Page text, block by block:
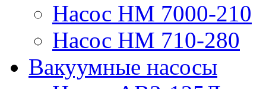
Насос НМ 7000-210
Насос НМ 710-280
Вакуумные насосы